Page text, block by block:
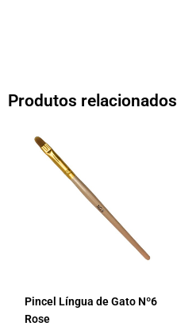
Produtos relacionados
Pincel Língua de Gato Nº6
Rose